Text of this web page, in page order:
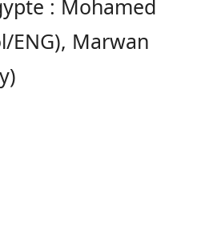
: Mohamed
ENG), Marwan